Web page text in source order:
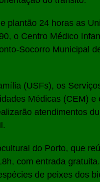
plantão 24 horas as
o Centro Médico
Socorro Municipal
(USFs), os
Médicas (CEM) e
atendimentos
do Porto, que
com entrada
de peixes dos